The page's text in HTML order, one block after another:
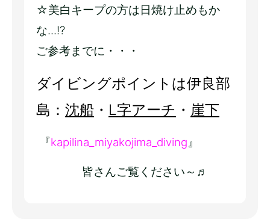
☆美白キープの方は日焼け止めもか
な...!?
ご参考までに・・・
ダイビングポイントは伊良部
島： 沈船 ・ L字アーチ ・ 崖下
『kapilina_miyakojima_diving』
皆さんご覧ください～♬